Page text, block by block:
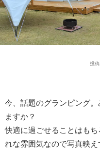
投
今、話題のグランピング
ますか？
快適に過ごせることはも
れな雰囲気なので写真映